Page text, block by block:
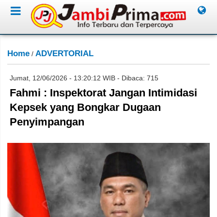
Home / ADVERTORIAL
Jumat, 12/06/2026 - 13:20:12 WIB - Dibaca: 715
Fahmi : Inspektorat Jangan Intimidasi
Kepsek yang Bongkar Dugaan
Penyimpangan